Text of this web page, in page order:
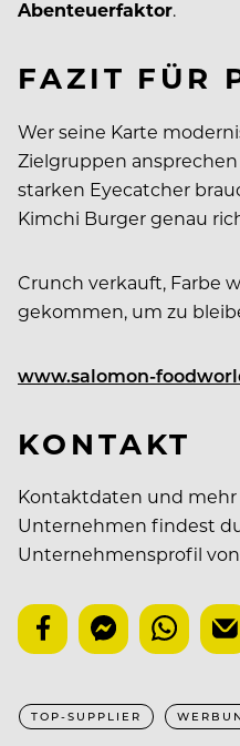
Abenteuerfaktor.
FAZIT FÜR
Wer seine Karte
Zielgruppen
starken Eyecatcher
Kimchi Burger genau
Crunch verkauft, Farbe
gekommen, um zu
www.salomon-
KONTAKT
Kontaktdaten und
Unternehmen findest
Unternehmensprofil von
TOP-SUPPLIER